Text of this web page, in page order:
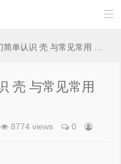

认识 壳 与常见常用 脱壳 方法
壳 与常见常用
8774 views 0